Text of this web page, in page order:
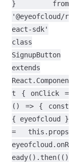
} from
'@eyeofcloud/r
eact-sdk'
class
SignupButton
extends
React.Componen
t { onClick =
() => { const
{ eyeofcloud }
= this.props
eyeofcloud.onR
eady().then(()